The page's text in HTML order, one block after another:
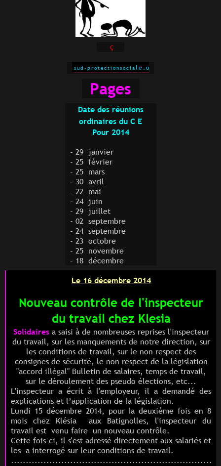
ç
sud-protectionsociale.org
Pages
Date des réunions
ordinaires du C E
Pour 2014
- 29 janvier
- 25 février
- 25 mars
- 30 avril
- 22 mai
- 24 juin
- 29 juillet
- 02 septembre
- 24 septembre
- 23 octobre
- 25 novembre
- 18 décembre
Le 16 décembre 2014
Nouveau contrôle de l'inspecteur
du travail chez Klesia
Solidairesa saisi à de nombreuses reprises l'inspecteur
du travail, sur les manquements de notre direction, sur
les conditions de travail, sur le non respect des
consignes de sécurité, le non respect de la législation
"accord illégal"Bulletin de salaires, temps de travail,
sur le déroulement des pseudo élections, etc...
L'inspecteur a écrit à l'employeur, il a demandé des
explications et l’application de la législation.
Lundi 15 décembre 2014, pour la deuxième fois en 8
mois chez Klésia aux Batignolles, l'inspecteur du
travail est venu faire un nouveau contrôle.
Cette fois-ci, il s'est adressé directement aux salariés et
les a interrogé sur leur conditions de travail.